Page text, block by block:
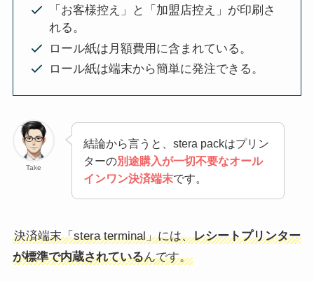
「お客様控え」と「加盟店控え」が印刷さ
れる。
ロール紙は月額費用に含まれている。
ロール紙は端末から簡単に発注できる。
Take
結論から言うと、stera packはプリン
ターの別途購入が一切不要なオール
インワン決済端末です。
決済端末「stera terminal」には、レシートプリンター
が標準で内蔵されているんです。